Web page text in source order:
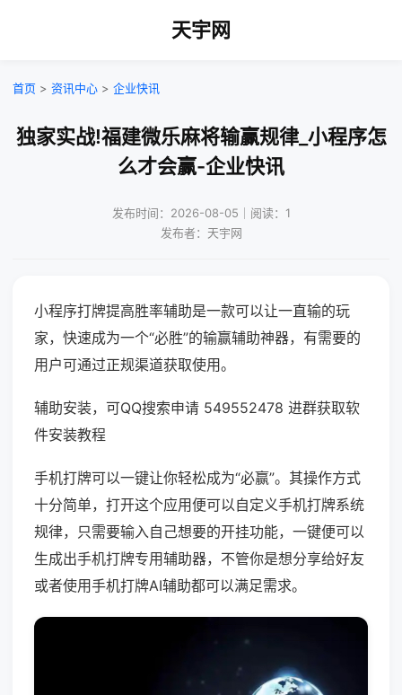
天宇网
首页 > 资讯中心 > 企业快讯
独家实战!福建微乐麻将输赢规律_小程序怎
么才会赢-企业快讯
发布时间：2026-08-05｜阅读：1
发布者：天宇网
小程序打牌提高胜率辅助是一款可以让一直输的玩
家，快速成为一个“必胜”的输赢辅助神器，有需要的
用户可通过正规渠道获取使用。
辅助安装，可QQ搜索申请 549552478 进群获取软
件安装教程
手机打牌可以一键让你轻松成为“必赢”。其操作方式
十分简单，打开这个应用便可以自定义手机打牌系统
规律，只需要输入自己想要的开挂功能，一键便可以
生成出手机打牌专用辅助器，不管你是想分享给好友
或者使用手机打牌AI辅助都可以满足需求。